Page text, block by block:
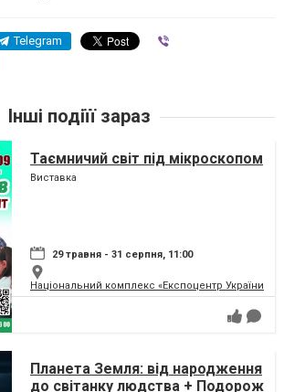
Telegram
Інші подіїї зараз
Таємничий світ під мікроскопом
Виставка
29 травня - 31 серпня, 11:00
Національний комплекс «Експоцентр України»
Планета Земля: від народження
до світанку людства + Подорож